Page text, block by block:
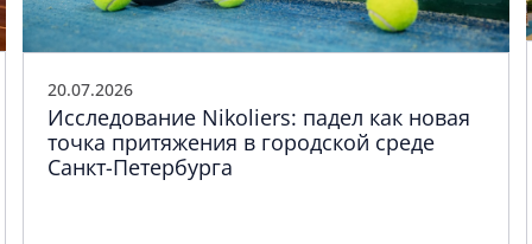
20.07.2026
Исследование Nikoliers: падел как новая
точка притяжения в городской среде
Санкт-Петербурга